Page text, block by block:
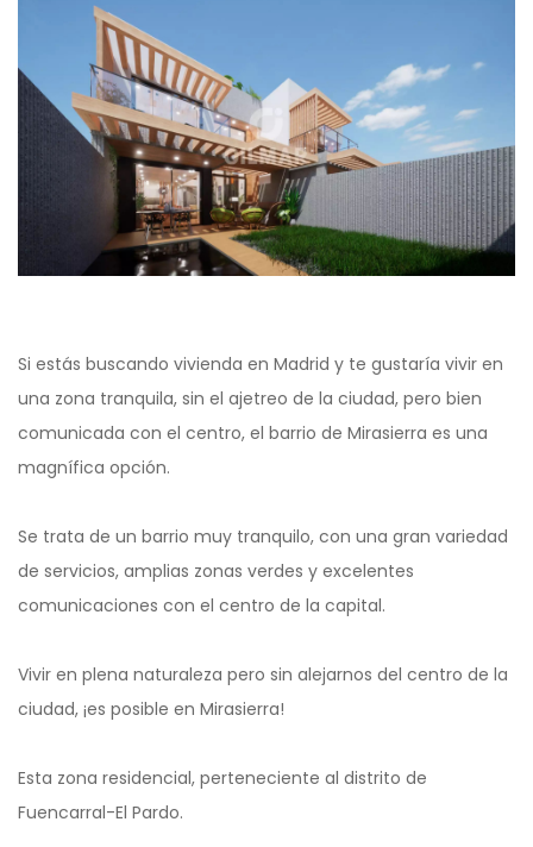
Si estás buscando vivienda en Madrid y te gustaría vivir en
una zona tranquila, sin el ajetreo de la ciudad, pero bien
comunicada con el centro, el barrio de Mirasierra es una
magnífica opción.
Se trata de un barrio muy tranquilo, con una gran variedad
de servicios, amplias zonas verdes y excelentes
comunicaciones con el centro de la capital.
Vivir en plena naturaleza pero sin alejarnos del centro de la
ciudad, ¡es posible en Mirasierra!
Esta zona residencial, perteneciente al distrito de
Fuencarral-El Pardo.